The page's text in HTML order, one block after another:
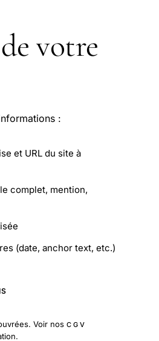
votre
:
et URL du site à
complet, mention,
(date, anchor text, etc.)
Voir nos CGV